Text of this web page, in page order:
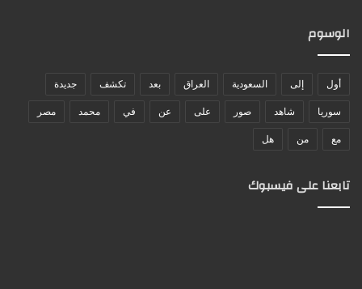
الوسوم
أول إلى السعودية العراق بعد تكشف جديدة
سوريا شاهد صور على عن في محمد مصر
مع من هل
تابعنا على فيسبوك